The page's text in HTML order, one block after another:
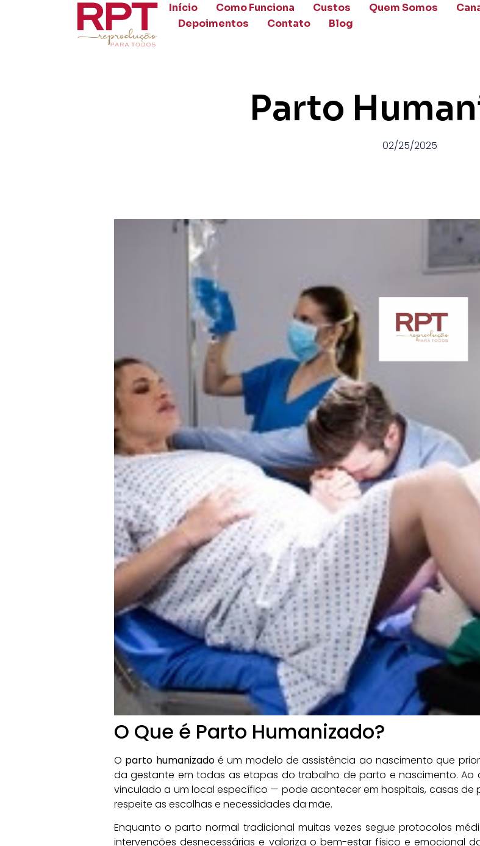
Início Como Funciona Custos Quem Somos
Depoimentos
Contato Blog
Parto
02/25/2025
O Que é Parto Humanizado?
O parto humanizadoé um modelo de assistência ao nascimento que
da gestante em todas as etapas do trabalho de parto e nascimento. Ao
vinculado a um local específico — pode acontecer em hospitais, casas
respeite as escolhas e necessidades da mãe.
Enquanto o parto normal tradicional muitas vezes segue protocolos
intervenções desnecessárias e valoriza o bem-estar físico e emocional